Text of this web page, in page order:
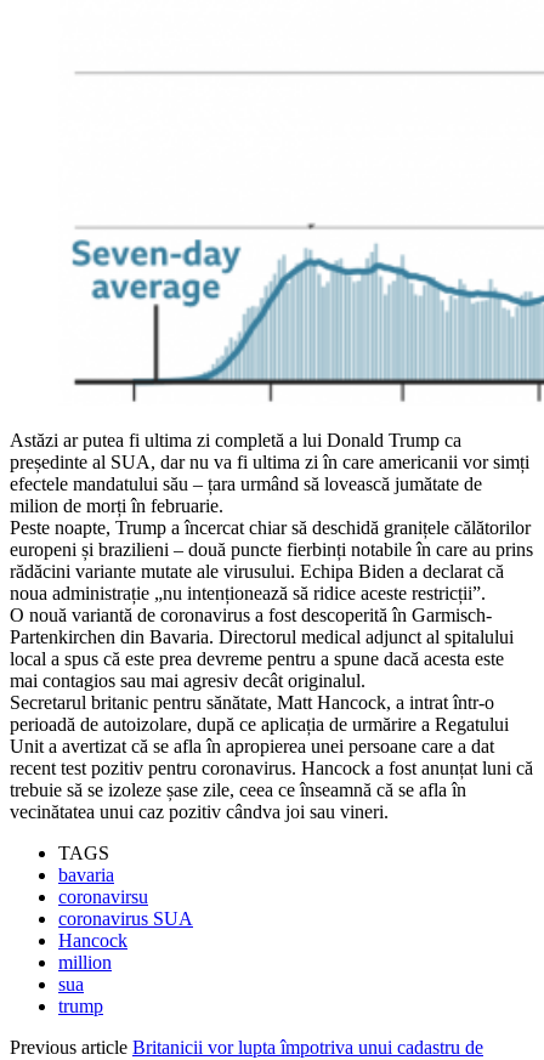
Astăzi ar putea fi ultima zi completă a lui Donald Trump ca
președinte al SUA, dar nu va fi ultima zi în care americanii vor simți
efectele mandatului său – țara urmând să lovească jumătate de
milion de morți în februarie.
Peste noapte, Trump a încercat chiar să deschidă granițele călătorilor
europeni și brazilieni – două puncte fierbinți notabile în care au prins
rădăcini variante mutate ale virusului. Echipa Biden a declarat că
noua administrație „nu intenționează să ridice aceste restricții”.
O nouă variantă de coronavirus a fost descoperită în Garmisch-
Partenkirchen din Bavaria. Directorul medical adjunct al spitalului
local a spus că este prea devreme pentru a spune dacă acesta este
mai contagios sau mai agresiv decât originalul.
Secretarul britanic pentru sănătate, Matt Hancock, a intrat într-o
perioadă de autoizolare, după ce aplicația de urmărire a Regatului
Unit a avertizat că se afla în apropierea unei persoane care a dat
recent test pozitiv pentru coronavirus. Hancock a fost anunțat luni că
trebuie să se izoleze șase zile, ceea ce înseamnă că se afla în
vecinătatea unui caz pozitiv cândva joi sau vineri.
TAGS
bavaria
coronavirsu
coronavirus SUA
Hancock
million
sua
trump
Previous article Britanicii vor lupta împotriva unui cadastru de